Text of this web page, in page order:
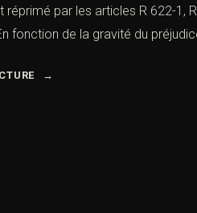
par les articles R 622-1,
fonction de la gravité du